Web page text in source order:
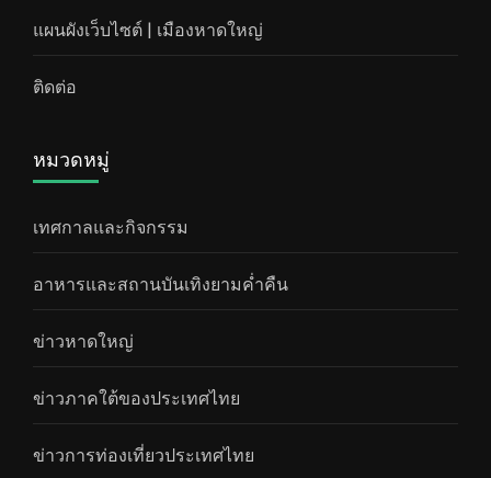
แผนผังเว็บไซต์ | เมืองหาดใหญ่
ติดต่อ
หมวดหมู่
เทศกาลและกิจกรรม
อาหารและสถานบันเทิงยามค่ำคืน
ข่าวหาดใหญ่
ข่าวภาคใต้ของประเทศไทย
ข่าวการท่องเที่ยวประเทศไทย